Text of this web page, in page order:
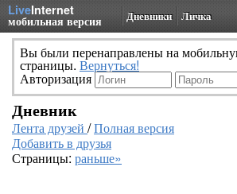
LiveInternet
мобильная версия Дневники Личка
Вы были перенаправлены на
страницы. Вернуться!
Авторизация
Дневник
Лента друзей /Полная версия
Добавить в друзья
Страницы: раньше»